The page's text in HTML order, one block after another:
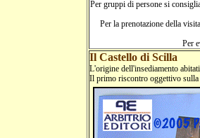
Per gruppi di persone si
Per la prenotazione della
Per
Il Castello di Scilla
L'origine dell'insediamento
Il primo riscontro oggettivo